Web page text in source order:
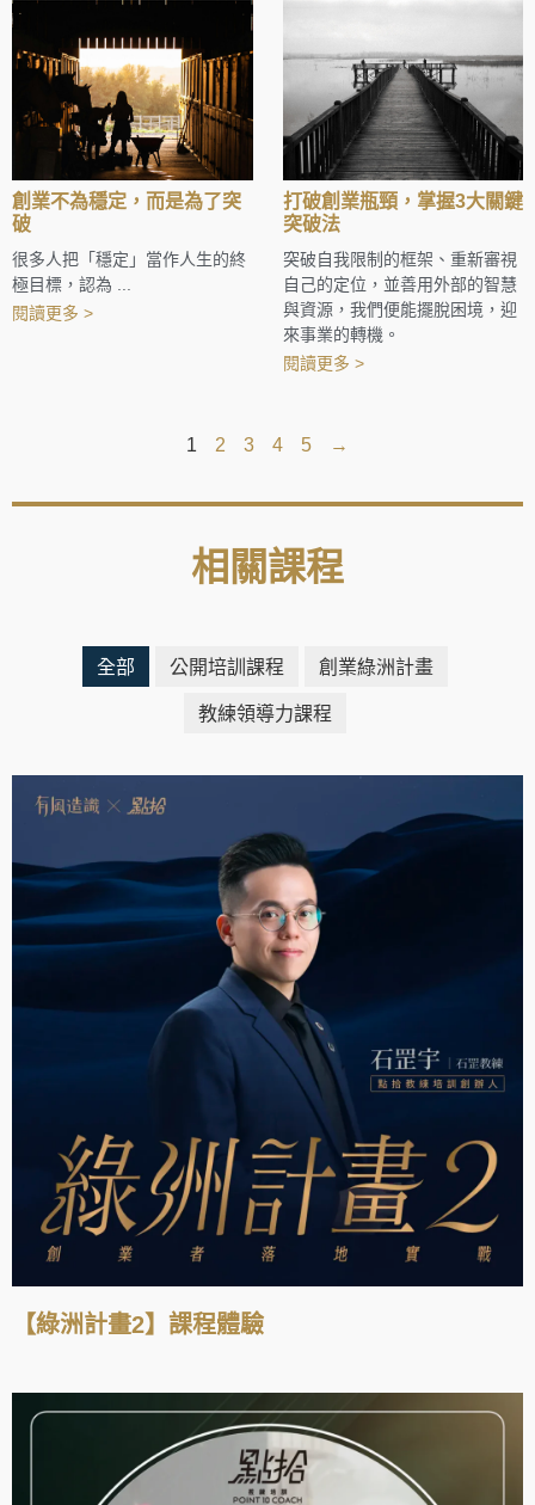
創業不為穩定，而是為了突
破
很多人把「穩定」當作人生的終
極目標，認為 ...
閱讀更多 >
打破創業瓶頸，掌握3大關鍵
突破法
突破自我限制的框架、重新審視
自己的定位，並善用外部的智慧
與資源，我們便能擺脫困境，迎
來事業的轉機。
閱讀更多 >
1 2 3 4 5 →
相關課程
全部 公開培訓課程
創業綠洲計畫
教練領導力課程
【綠洲計畫2】課程體驗